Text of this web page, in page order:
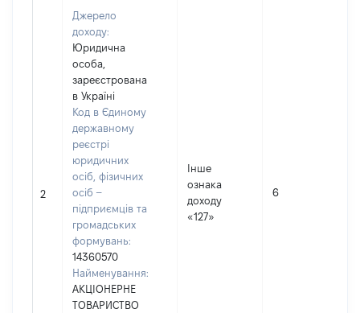
2
Джерело
доходу:
Юридична
особа,
зареєстрована
в Україні
Код в Єдиному
державному
реєстрі
юридичних
осіб, фізичних
осіб –
підприємців та
громадських
формувань:
14360570
Найменування:
АКЦІОНЕРНЕ
ТОВАРИСТВО
Інше
ознака
доходу
«127»
6